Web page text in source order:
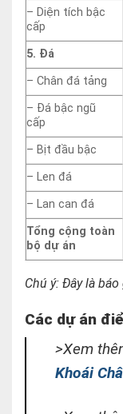
– Diện tích bậc
cấp
5. Đá
– Chân đá tảng
– Đá bậc ngũ
cấp
– Bịt đầu bậc
– Len đá
– Lan can đá
Tổng cộng toàn
bộ dự án
Chú ý: Đây là
Các dự án
>Xem
Khoái